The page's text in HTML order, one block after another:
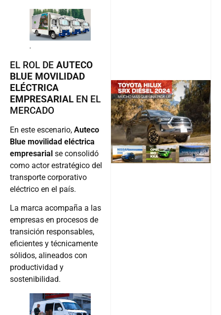
.
EL ROL DE AUTECO
BLUE MOVILIDAD
ELÉCTRICA
EMPRESARIAL EN EL
MERCADO
En este escenario, Auteco
Blue movilidad eléctrica
empresarial se consolidó
como actor estratégico del
transporte corporativo
eléctrico en el país.
La marca acompaña a las
empresas en procesos de
transición responsables,
eficientes y técnicamente
sólidos, alineados con
productividad y
sostenibilidad.
Follow